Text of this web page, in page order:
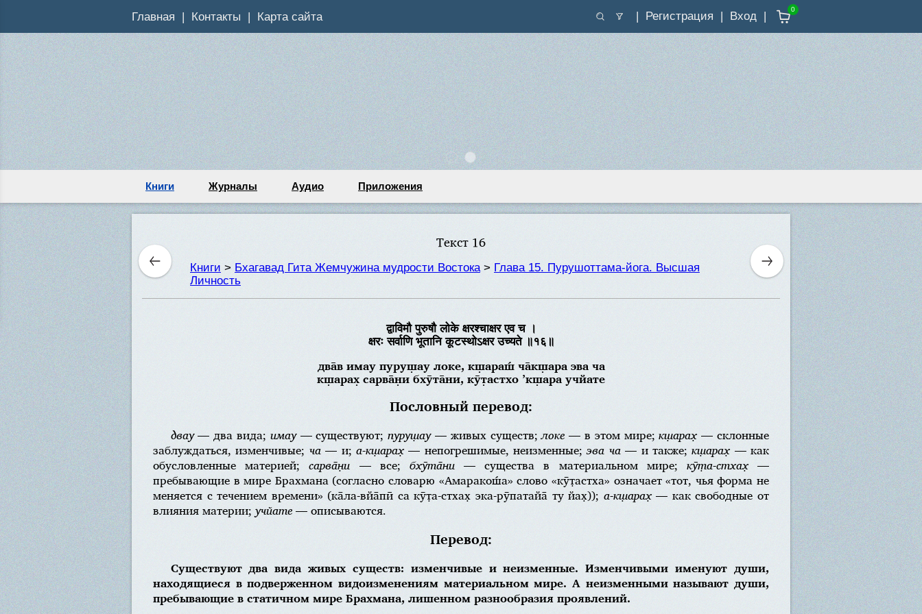
Главная Контакты Карта сайта Регистрация Вход
0
Книги Журналы Аудио Приложения
Текст 16
Книги > Бхагавад Гита Жемчужина мудрости Востока> Глава 15. Пурушоттама-йога. Высшая
Личность
द्वाविमौ पुरुषौ लोके क्षरश्चाक्षर एव च ।
क्षरः सर्वाणि भूतानि कूटस्थोऽक्षर उच्यते ॥१६॥
два̄в имау пуруш̣ау локе, кш̣араш́ ча̄кш̣ара эва ча
кш̣арах̣ сарва̄н̣и бхӯта̄ни, кӯт̣астхо ’кш̣ара учйате
Пословный перевод:
двау— два вида; имау— существуют;пуруш̣ау— живых существ;локе — в этом мире;кш̣арах̣— склонные
заблуждаться, изменчивые; ча— и; а-кш̣арах̣— непогрешимые, неизменные;эва ча— и также;кш̣арах̣ — как
обусловленные материей;сарва̄н̣и — все; бхӯта̄ни— существа в материальном мире; кӯт̣а-стхах̣—
пребывающие в мире Брахмана (согласно словарю «Амаракош́а» слово «кӯт̣астха» означает «тот, чья форма не
меняется с течением времени» (ка̄ла-вйа̄пӣ са кӯт̣а-стхах̣ эка-рӯпатайа̄ ту йах̣)); а-кш̣арах̣— как свободные от
влияния материи; учйате— описываются.
Перевод:
Существуют два вида живых существ: изменчивые и неизменные. Изменчивыми именуют души,
находящиеся в подверженном видоизменениям материальном мире. А неизменными называют души,
пребывающие в статичном мире Брахмана, лишенном разнообразия проявлений.